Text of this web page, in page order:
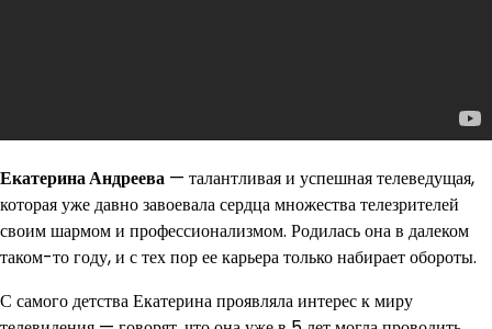
Екатерина Андреева — талантливая и успешная телеведущая,
которая уже давно завоевала сердца множества телезрителей
своим шармом и профессионализмом. Родилась она в далеком
таком-то году, и с тех пор ее карьера только набирает обороты.
С самого детства Екатерина проявляла интерес к миру